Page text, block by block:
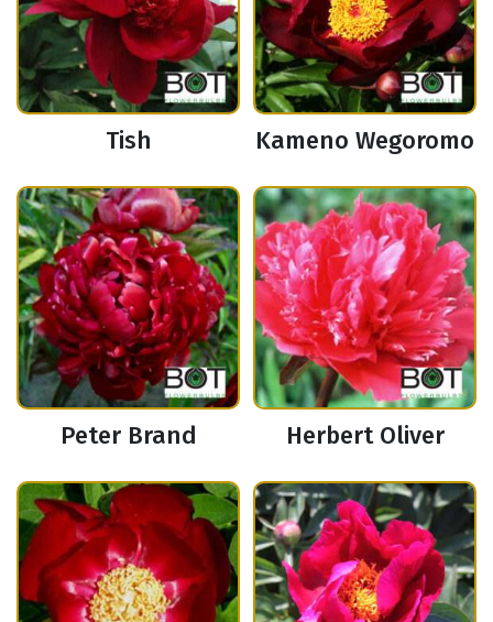
Tish Kameno Wegoromo
Peter Brand Herbert Oliver